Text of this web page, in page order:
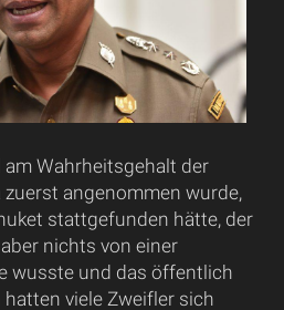
Wahrheitsgehalt der
angenommen wurde,
stattgefunden hätte, der
nichts von einer
wusste und das öffentlich
viele Zweifler sich